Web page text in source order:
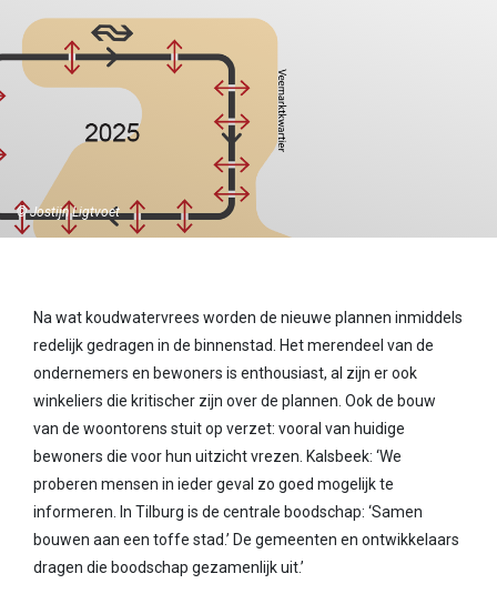
©️ Jostijn Ligtvoet
Na wat koudwatervrees worden de nieuwe plannen inmiddels
redelijk gedragen in de binnenstad. Het merendeel van de
ondernemers en bewoners is enthousiast, al zijn er ook
winkeliers die kritischer zijn over de plannen. Ook de bouw
van de woontorens stuit op verzet: vooral van huidige
bewoners die voor hun uitzicht vrezen. Kalsbeek: ‘We
proberen mensen in ieder geval zo goed mogelijk te
informeren. In Tilburg is de centrale boodschap: ‘Samen
bouwen aan een toffe stad.’ De gemeenten en ontwikkelaars
dragen die boodschap gezamenlijk uit.’